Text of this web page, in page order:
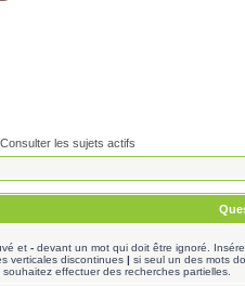
Consulter les sujets actifs
et - devant un mot qui doit être ignoré.
verticales discontinues | si seul un des mots
effectuer des recherches partielles.